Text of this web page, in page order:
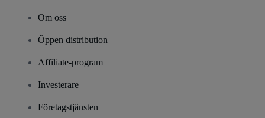
Om oss
Öppen distribution
Affiliate-program
Investerare
Företagstjänsten